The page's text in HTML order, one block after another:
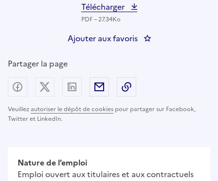
Télécharger
PDF – 27.34Ko
Ajouter aux favoris : Chef de projet
Partager la page
Veuillezautoriser le dépôt de cookies pour partager sur Facebook,
Twitter et LinkedIn.
Partager sur Facebook
Partager sur X (anciennement Twitter) -
Partager sur LinkedIn
Partager par email
Nature de l’emploi
Emploi ouvert aux titulaires et aux contractuels